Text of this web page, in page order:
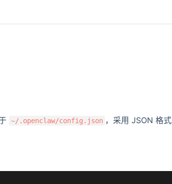
~/.openclaw/config.json ，采用 JSON 格